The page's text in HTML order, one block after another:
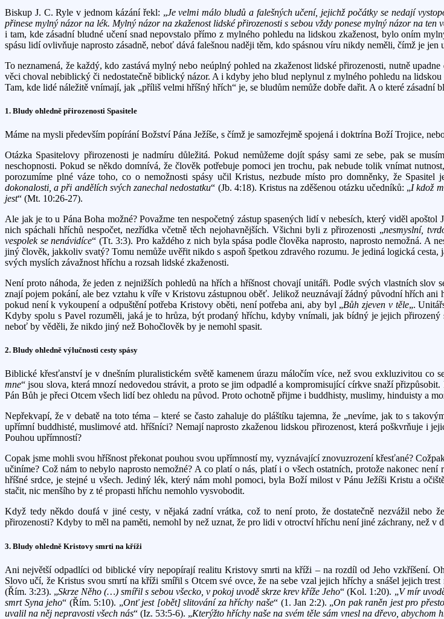
Biskup J. C. Ryle v jednom kázání řekl: „Je velmi málo bludů a falešných učení, jejichž počátky se nedají
přinese mylný názor na lék. Mylný názor na zkaženost lidské přirozenosti s sebou vždy ponese mylný názor na ten
i tam, kde zásadní bludné učení snad nepovstalo přímo z mylného pohledu na lidskou zkaženost, bylo oním
spásu lidí ovlivňuje naprosto zásadně, neboť dává falešnou naději těm, kdo spásnou víru nikdy neměli, čímž je jen
To neznamená, že každý, kdo zastává mylný nebo neúplný pohled na zkaženost lidské přirozenosti, nutně
věci choval nebiblický či nedostatečně biblický názor. A i kdyby jeho blud neplynul z mylného pohledu na
Tam, kde lidé náležitě vnímají, jak „příliš velmi hříšný hřích“ je, se bludům nemůže dobře dařit. A o které zásadní
1. Bludy ohledně přirozenosti Spasitele
Máme na mysli především popírání Božství Pána Ježíše, s čímž je samozřejmě spojená i doktrína Boží Trojice,
Otázka Spasitelovy přirozenosti je nadmíru důležitá. Pokud nemůžeme dojít spásy sami ze sebe, pak se
neschopnosti. Pokud se někdo domnívá, že člověk potřebuje pomoci jen trochu, pak nebude tolik vnímat
porozumíme plné váze toho, co o nemožnosti spásy učil Kristus, nezbude místo pro domněnky, že
dokonalosti, a při andělích svých zanechal nedostatku“ (Jb. 4:18). Kristus na zděšenou otázku učedníků: „I kdož
jest“ (Mt. 10:26-27).
Ale jak je to u Pána Boha možné? Považme ten nespočetný zástup spasených lidí v nebesích, který viděl
nich spáchali hříchů nespočet, nezřídka včetně těch nejohavnějších. Všichni byli z přirozenosti „nesmyslní,
vespolek se nenávidíce“ (Tt. 3:3). Pro každého z nich byla spása podle člověka naprosto, naprosto nemožná. A
jiný člověk, jakkoliv svatý? Tomu nemůže uvěřit nikdo s aspoň špetkou zdravého rozumu. Je jediná logická
svých myslích závažnost hříchu a rozsah lidské zkaženosti.
Není proto náhoda, že jeden z nejnižších pohledů na hřích a hříšnost chovají unitáři. Podle svých vlastních
znají pojem pokání, ale bez vztahu k víře v Kristovu zástupnou oběť. Jelikož neuznávají žádný původní hřích
pokud není k vykoupení a odpuštění potřeba Kristovy oběti, není potřeba ani, aby byl „Bůh zjeven v těle„.
Kdyby spolu s Pavel rozuměli, jaká je to hrůza, být prodaný hříchu, kdyby vnímali, jak bídný je jejich
neboť by věděli, že nikdo jiný než Bohočlověk by je nemohl spasit.
2. Bludy ohledně výlučnosti cesty spásy
Biblické křesťanství je v dnešním pluralistickém světě kamenem úrazu máločím více, než svou exkluzivitou co
mne“ jsou slova, která mnozí nedovedou strávit, a proto se jim odpadlé a kompromisující církve snaží
Pán Bůh je přeci Otcem všech lidí bez ohledu na původ. Proto ochotně přijme i buddhisty, muslimy, hinduisty a
Nepřekvapí, že v debatě na toto téma – které se často zahaluje do pláštíku tajemna, že „nevíme, jak to s
upřímní buddhisté, muslimové atd. hříšníci? Nemají naprosto zkaženou lidskou přirozenost, která poškvrňuje i
Pouhou upřímností?
Copak jsme mohli svou hříšnost překonat pouhou svou upřímností my, vyznávající znovuzrození křesťané?
učiníme? Což nám to nebylo naprosto nemožné? A co platí o nás, platí i o všech ostatních, protože nakonec
hříšné srdce, je stejné u všech. Jediný lék, který nám mohl pomoci, byla Boží milost v Pánu Ježíši Kristu a
stačit, nic menšího by z té propasti hříchu nemohlo vysvobodit.
Když tedy někdo doufá v jiné cesty, v nějaká zadní vrátka, což to není proto, že dostatečně nezvážil nebo
přirozenosti? Kdyby to měl na paměti, nemohl by než uznat, že pro lidi v otroctví hříchu není jiné záchrany, než v
3. Bludy ohledně Kristovy smrti na kříži
Ani největší odpadlíci od biblické víry nepopírají realitu Kristovy smrti na kříži – na rozdíl od Jeho vzkříšení.
Slovo učí, že Kristus svou smrtí na kříži smířil s Otcem své ovce, že na sebe vzal jejich hříchy a snášel jejich
(Řím. 3:23). „Skrze Něho (…) smířil s sebou všecko, v pokoj uvodě skrze krev kříže Jeho“ (Kol. 1:20). „V mír
smrt Syna jeho“ (Řím. 5:10). „Onť jest [obět] slitování za hříchy naše“ (1. Jan 2:2). „On pak raněn jest pro
uvalil na něj nepravosti všech nás“ (Iz. 53:5-6). „Kterýžto hříchy naše na svém těle sám vnesl na dřevo,